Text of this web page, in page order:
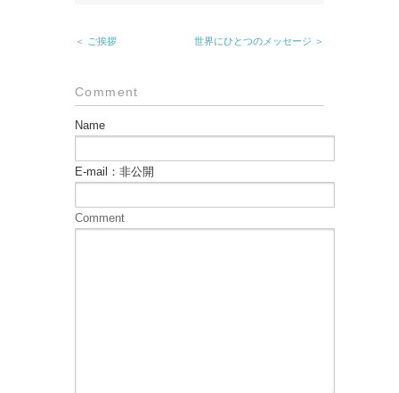
＜ ご挨拶 世界にひとつのメッセージ ＞
Comment
Name
E-mail：非公開
Comment